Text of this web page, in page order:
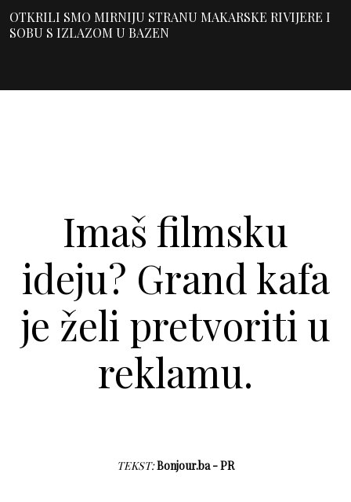
OTKRILI SMO MIRNIJU STRANU MAKARSKE RIVIJERE I
SOBU S IZLAZOM U BAZEN
Imaš filmsku
ideju? Grand kafa
je želi pretvoriti u
reklamu.
TEKST:Bonjour.ba - PR